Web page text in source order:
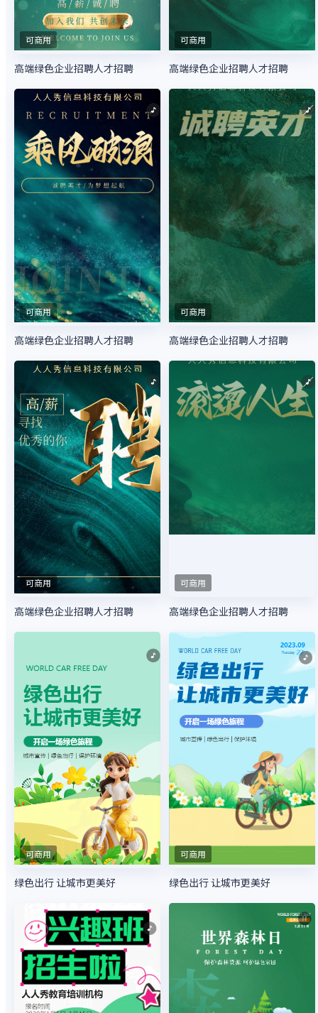
可商用
高端绿色企业招聘人才招聘
可商用
高端绿色企业招聘人才招聘
可商用
高端绿色企业招聘人才招聘
可商用
高端绿色企业招聘人才招聘
可商用
高端绿色企业招聘人才招聘
可商用
高端绿色企业招聘人才招聘
可商用
绿色出行 让城市更美好
可商用
绿色出行 让城市更美好